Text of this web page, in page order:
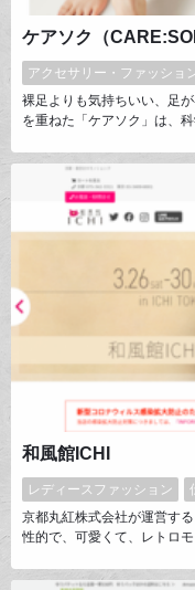
ケアソク（
アクセサリー・ファッショ
裸足よりも気持ちいい、足
を重ねた「ケアソク」は、
がカサつく」など日常的な
ことで身体の不調を未然に
和風館ICHI
レディースファッション
京都丸紅株式会社が運営す
性的で、可愛くて、レトロ